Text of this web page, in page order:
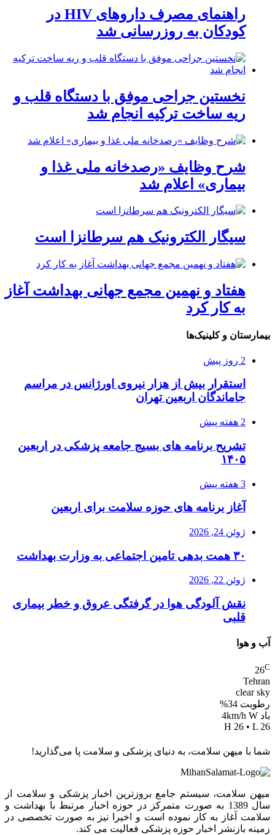
راهنمای مصرف داروهای HIV در
کودکان به روزرسانی شد
نخستین جراحی موفق با دستگاه قلب و
ریه ساخت ترکیه انجام شد
شرح وظایف «رصدخانه ملی غذا و
بیماری» اعلام شد
سیگار الکترونیک هم سرطانزا است
هفتاد و نهمین مجمع جهانی بهداشت آغاز
به کار کرد
بیمارستان و کلینیک‌ها
2 روز پیش
استقرار بیش از هزار نیروی اورژانس در مراسم
جاماندگان اربعین تهران
2 هفته پیش
تشریح برنامه های بسیج جامعه پزشکی در اربعین
۱۴۰۵
3 هفته پیش
آغاز برنامه های حوزه سلامت برای اربعین
ژوئن 24, 2026
۳۰ همت بدهی تامین اجتماعی به وزارت بهداشت
ژوئن 22, 2026
نقش آلودگی هوا در گرفتگی عروق و خطر بیماری
قلبی
آب و هوا
26C
Tehran
clear sky
رطوبت 34%
باد 4km/h W
H 26 • L 26
شما با میهن سلامت، به دنیای پزشکی و سلامت پا می‌گذارید!
میهن سلامت، سیستم جامع بروزترین اخبار پزشکی و سلامت از
سال 1389 به صورت متمرکز در حوزه اخبار مرتبط با بهداشت و
سلامت آغاز به کار نموده است و اخیرا نیز به صورت تخصصی در
زمینه بازنشر اخبار حوزه پزشکی فعالیت می کند.